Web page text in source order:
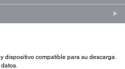
dispositivo compatible para su descarga.